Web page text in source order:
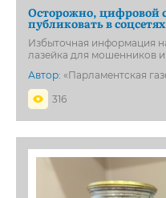
Осторожно, цифровой
публиковать в соцсетях
Избыточная информация
лазейка для мошенников
Автор: «Парламентская
316